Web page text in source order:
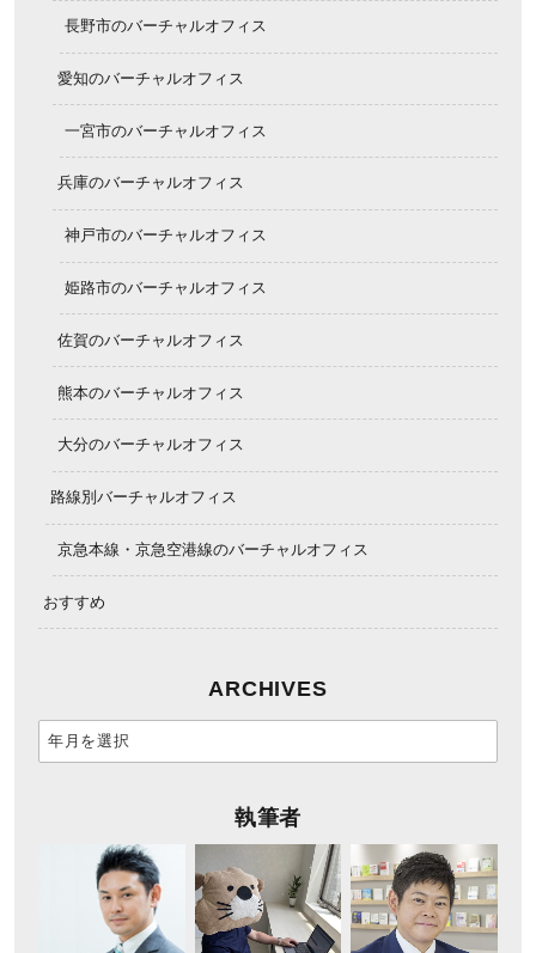
長野市のバーチャルオフィス
愛知のバーチャルオフィス
一宮市のバーチャルオフィス
兵庫のバーチャルオフィス
神戸市のバーチャルオフィス
姫路市のバーチャルオフィス
佐賀のバーチャルオフィス
熊本のバーチャルオフィス
大分のバーチャルオフィス
路線別バーチャルオフィス
京急本線・京急空港線のバーチャルオフィス
おすすめ
ARCHIVES
執筆者